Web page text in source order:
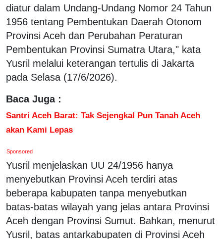
diatur dalam Undang-Undang Nomor 24 Tahun
1956 tentang Pembentukan Daerah Otonom
Provinsi Aceh dan Perubahan Peraturan
Pembentukan Provinsi Sumatra Utara," kata
Yusril melalui keterangan tertulis di Jakarta
pada Selasa (17/6/2026).
Baca Juga :
Santri Aceh Barat: Tak Sejengkal Pun Tanah Aceh
akan Kami Lepas
Sponsored
Yusril menjelaskan UU 24/1956 hanya
menyebutkan Provinsi Aceh terdiri atas
beberapa kabupaten tanpa menyebutkan
batas-batas wilayah yang jelas antara Provinsi
Aceh dengan Provinsi Sumut. Bahkan, menurut
Yusril, batas antarkabupaten di Provinsi Aceh